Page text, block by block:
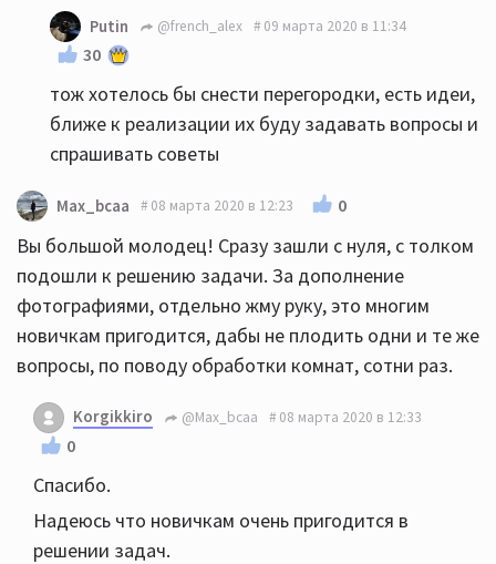
Putin @french_alex 09 марта 2020 в 11:34
30
тож хотелось бы снести перегородки, есть идеи,
ближе к реализации их буду задавать вопросы и
спрашивать советы
Max_bcaa 08 марта 2020 в 12:23 0
Вы большой молодец! Сразу зашли с нуля, с толком
подошли к решению задачи. За дополнение
фотографиями, отдельно жму руку, это многим
новичкам пригодится, дабы не плодить одни и те же
вопросы, по поводу обработки комнат, сотни раз.
Korgikkiro @Max_bcaa 08 марта 2020 в 12:33
0
Спасибо.
Надеюсь что новичкам очень пригодится в
решении задач.